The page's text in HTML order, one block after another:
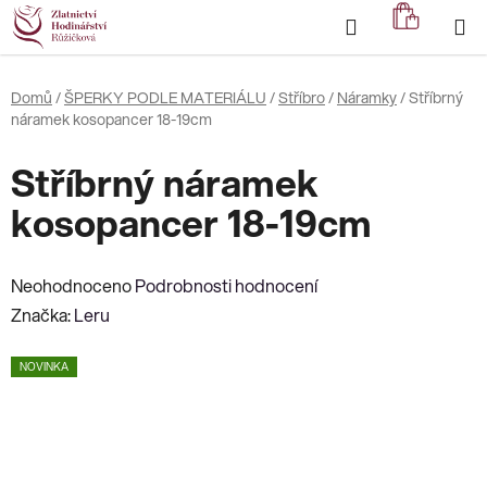
Přejít
na
obsah
Hledat
KOŠÍK
Domů /ŠPERKY PODLE MATERIÁLU /Stříbro/ Náramky/Stříbrný
náramek kosopancer 18-19cm
Stříbrný náramek
kosopancer 18-19cm
Průměrné
hodnocení
je
NeohodnocenoPodrobnosti hodnocení
Značka:Leru
NOVINKA